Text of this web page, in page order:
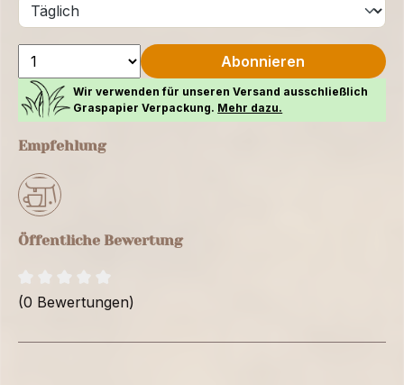
Abonnieren
Wir verwenden für unseren Versand ausschließlich
Graspapier Verpackung. Mehr dazu.
Empfehlung
Öffentliche Bewertung
(0 Bewertungen)